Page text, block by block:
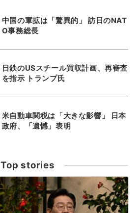
中国の軍拡は「驚異的」 訪日のNAT
O事務総長
日鉄のUSスチール買収計画、再審査
を指示 トランプ氏
米自動車関税は「大きな影響」 日本
政府、「遺憾」表明
Top stories